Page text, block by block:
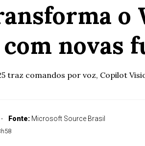
o
com novas
traz comandos por voz, Copilot
Fonte: Microsoft Source Brasil